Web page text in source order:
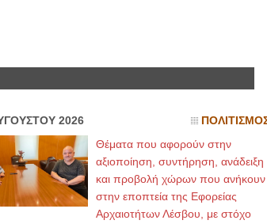
2026
Θέματα που αφορούν στην
αξιοποίηση, συντήρηση, ανάδειξη
και προβολή χώρων που ανήκουν
στην εποπτεία της Εφορείας
Αρχαιοτήτων Λέσβου, με στόχο